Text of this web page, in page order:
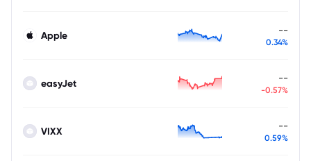
Apple --
0.34%
easyJet --
-0.57%
VIXX --
0.59%